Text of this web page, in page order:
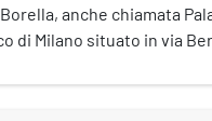
anche chiamata
di Milano situato in via